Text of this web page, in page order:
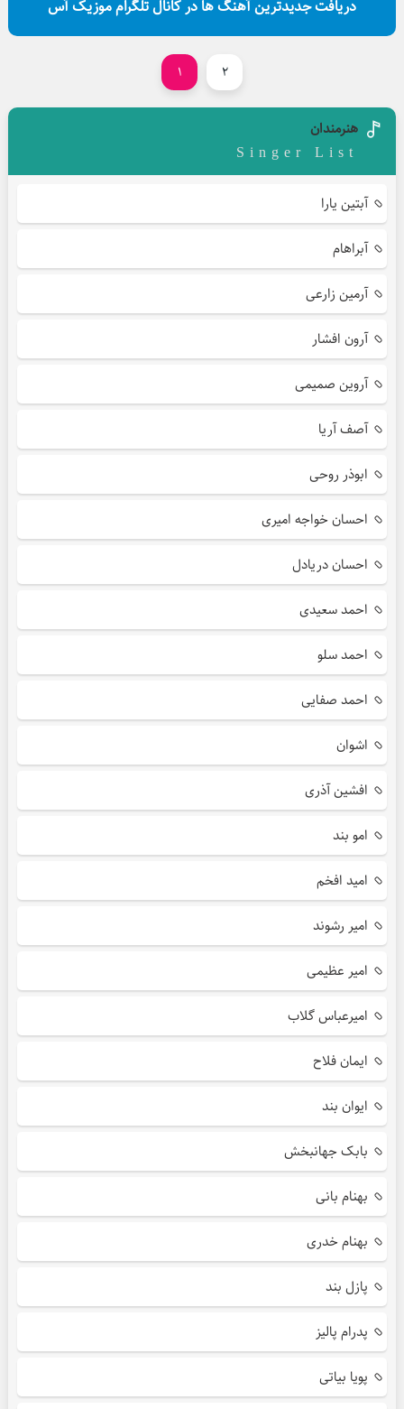
دریافت جدیدترین آهنگ ها در کانال تلگرام موزیک آس
1 2
هنرمندان
Singer List
آبتین یارا
آبراهام
آرمین زارعی
آرون افشار
آروین صمیمی
آصف آریا
ابوذر روحی
احسان خواجه امیری
احسان دریادل
احمد سعیدی
احمد سلو
احمد صفایی
اشوان
افشین آذری
امو بند
امید افخم
امیر رشوند
امیر عظیمی
امیرعباس گلاب
ایمان فلاح
ایوان بند
بابک جهانبخش
بهنام بانی
بهنام خدری
پازل بند
پدرام پالیز
پویا بیاتی